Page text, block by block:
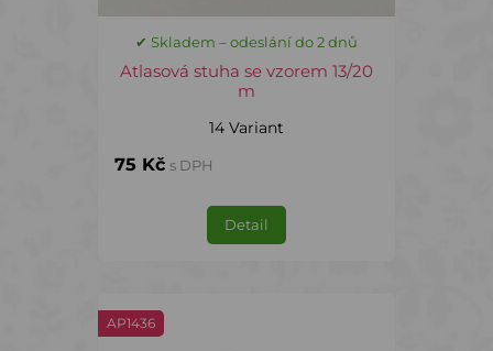
✔ Skladem – odeslání do 2 dnů
Atlasová stuha se vzorem 13/20
m
14 Variant
75 Kč s DPH
Detail
AP1436